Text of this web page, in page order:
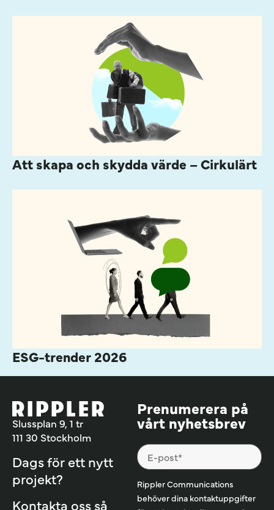
Att skapa och skydda värde – Cirkulärt
ESG-trender 2026
Slussplan 9, 1 tr
111 30 Stockholm
Dags för ett nytt
projekt?
Kontakta oss så
Prenumerera på
vårt nyhetsbrev
Rippler Communications
behöver dina kontaktuppgifter